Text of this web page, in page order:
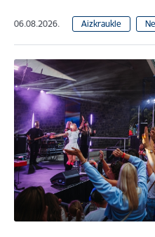
06.08.2026. Aizkraukle